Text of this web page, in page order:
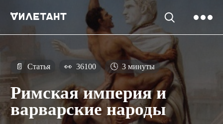
📄 Статья 👀 36100 🕓 3 минуты
Римская империя и
варварские народы